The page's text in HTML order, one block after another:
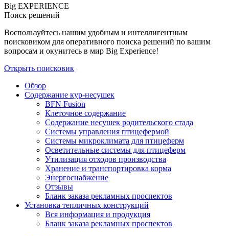
Big EXPERIENCE
Поиск решений
Воспользуйтесь нашим удобным и интеллигентным
поисковиком для оперативного поиска решений по вашим
вопросам и окунитесь в мир Big Experience!
Открыть поисковик
Обзор
Содержание кур-несушек
BFN Fusion
Клеточное содержание
Содержание несушек родительского стада
Системы управления птицефермой
Системы микроклимата для птицеферм
Осветительные системы для птицеферм
Утилизация отходов производства
Хранение и транспортировка корма
Энергоснабжение
Отзывы
Бланк заказа рекламных проспектов
Установка тепличных конструкций
Вся информация и продукция
Бланк заказа рекламных проспектов